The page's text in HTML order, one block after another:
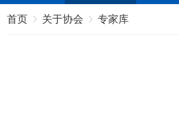
首页 关于协会 专家库